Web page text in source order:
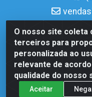
O nosso site coleta
terceiros para
personalizada ao
relevante de
qualidade do nosso
Aceitar
Casa Norte LTDA -
Sept Rosado,